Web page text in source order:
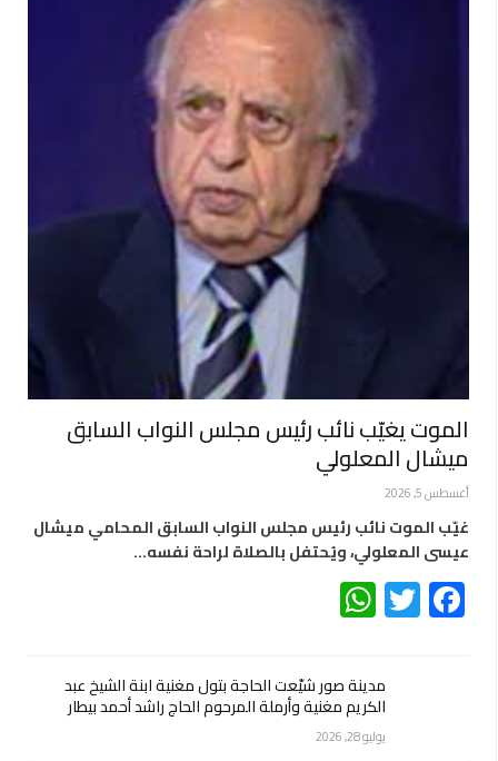
الموت يغيّب نائب رئيس مجلس النواب السابق
ميشال المعلولي
أغسطس 5, 2026
غيّب الموت نائب رئيس مجلس النواب السابق المحامي ميشال
عيسى المعلولي، ويُحتفل بالصلاة لراحة نفسه…
Facebook
Twitter
مدينة صور شيّعت الحاجة بتول مغنية ابنة الشيخ عبد
الكريم مغنية وأرملة المرحوم الحاج راشد أحمد بيطار
يوليو 28, 2026